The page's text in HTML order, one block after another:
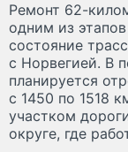
Ремонт 62-
одним из
состояние
с Норвегией. В
планируется
с 1450 по 1518
участком
округе, где